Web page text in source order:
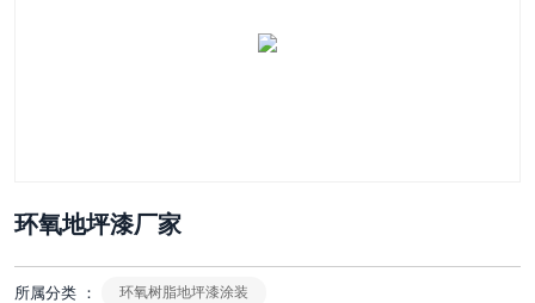
环氧地坪漆厂家
所属分类 ： 环氧树脂地坪漆涂装